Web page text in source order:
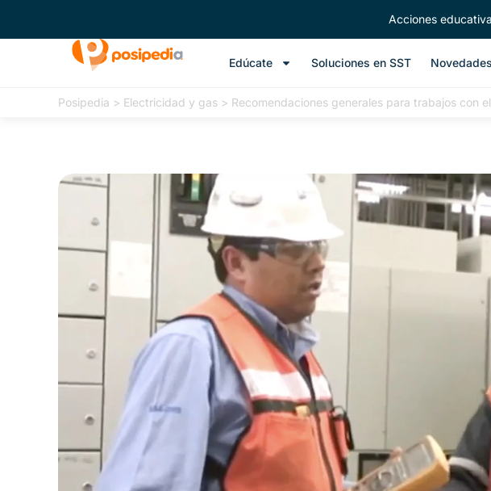
Acciones
Edúcate Soluciones en SST Novedades
Posipedia > Electricidad y gas > Recomendaciones generales para trabajos con